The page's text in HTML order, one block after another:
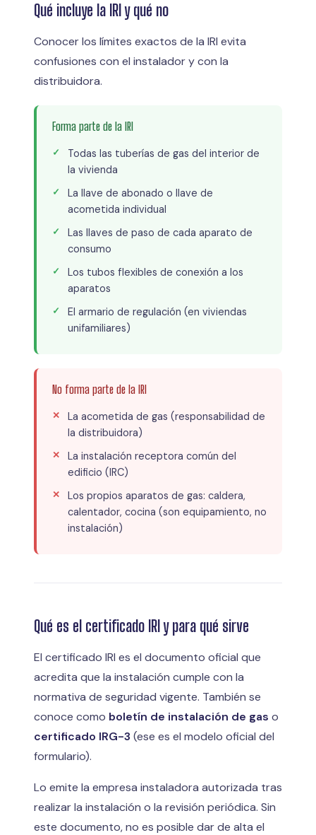
Qué incluye la IRI y qué no
Conocer los límites exactos de la IRI evita
confusiones con el instalador y con la
distribuidora.
Forma parte de la IRI
Todas las tuberías de gas del interior de
la vivienda
La llave de abonado o llave de
acometida individual
Las llaves de paso de cada aparato de
consumo
Los tubos flexibles de conexión a los
aparatos
El armario de regulación (en viviendas
unifamiliares)
No forma parte de la IRI
La acometida de gas (responsabilidad de
la distribuidora)
La instalación receptora común del
edificio (IRC)
Los propios aparatos de gas: caldera,
calentador, cocina (son equipamiento, no
instalación)
Qué es el certificado IRI y para qué sirve
El certificado IRI es el documento oficial que
acredita que la instalación cumple con la
normativa de seguridad vigente. También se
conoce como boletín de instalación de gas o
certificado IRG-3 (ese es el modelo oficial del
formulario).
Lo emite la empresa instaladora autorizada tras
realizar la instalación o la revisión periódica. Sin
este documento, no es posible dar de alta el